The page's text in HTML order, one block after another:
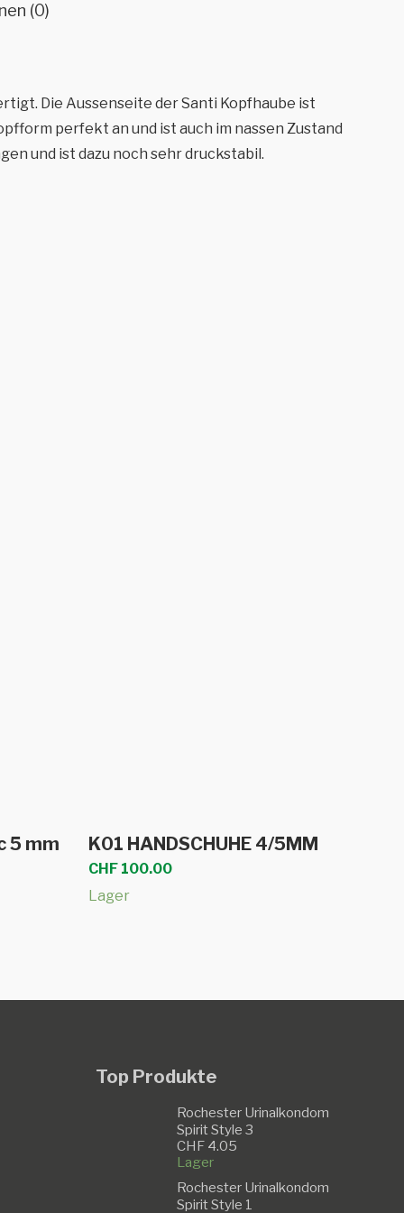
(0)
Die Aussenseite der Santi Kopfhaube ist
perfekt an und ist auch im nassen Zustand
und ist dazu noch sehr druckstabil.
5 mm Ausführung wählen
Produkt
weist
mehrere
Optionen
der
Produktseite
K01 HANDSCHUHE 4/5MM
CHF 100.00
Lager
Top Produkte
Rochester Urinalkondom
Spirit Style 3
CHF4.05
Lager
Rochester Urinalkondom
Spirit Style 1